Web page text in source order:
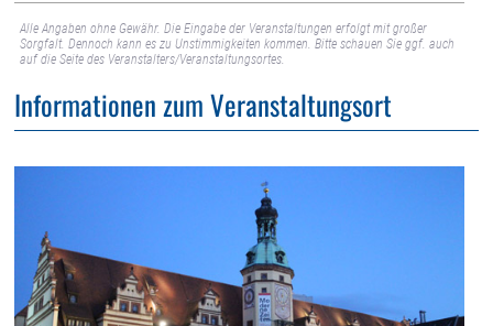
Alle Angaben ohne Gewähr. Die Eingabe der Veranstaltungen erfolgt mit großer
Sorgfalt. Dennoch kann es zu Unstimmigkeiten kommen. Bitte schauen Sie ggf. auch
auf die Seite des Veranstalters/Veranstaltungsortes.
Informationen zum Veranstaltungsort